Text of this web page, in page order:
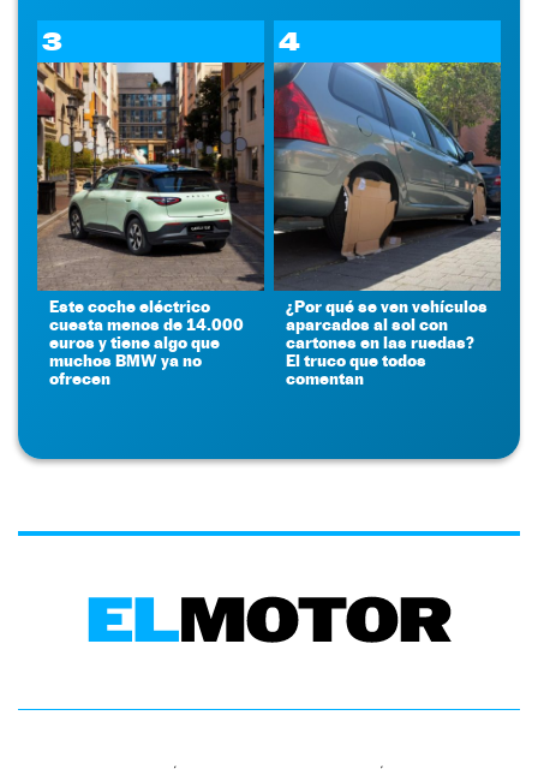
3
Este coche eléctrico
cuesta menos de 14.000
euros y tiene algo que
muchos BMW ya no
ofrecen
4
¿Por qué se ven vehículos
aparcados al sol con
cartones en las ruedas?
El truco que todos
comentan